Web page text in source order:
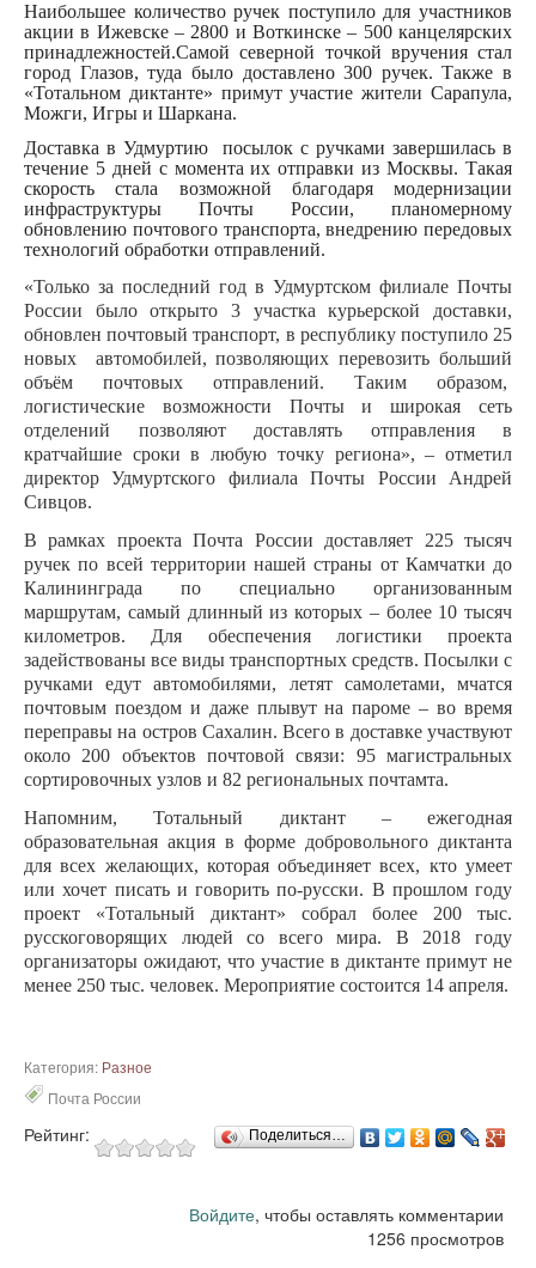
Наибольшее количество ручек поступило для участников
акции в Ижевске – 2800 и Воткинске – 500 канцелярских
принадлежностей.Самой северной точкой вручения стал
город Глазов, туда было доставлено 300 ручек. Также в
«Тотальном диктанте» примут участие жители Сарапула,
Можги, Игры и Шаркана.
Доставка в Удмуртию
посылок с ручками завершилась в
течение 5 дней с момента их отправки из Москвы. Такая
скорость стала возможной благодаря модернизации
инфраструктуры Почты России, планомерному
обновлению почтового транспорта, внедрению передовых
технологий обработки отправлений.
«Только за последний год в Удмуртском филиале Почты
России было открыто 3 участка курьерской доставки,
обновлен почтовый транспорт, в республику поступило 25
новых
автомобилей, позволяющих перевозить больший
объём почтовых отправлений. Таким образом,
логистические возможности Почты и широкая сеть
отделений позволяют доставлять отправления в
кратчайшие сроки в любую точку региона», – отметил
директор Удмуртского филиала Почты России Андрей
Сивцов.
В рамках проекта Почта России доставляет 225 тысяч
ручек по всей территории нашей страны от Камчатки до
Калининграда по специально организованным
маршрутам, самый длинный из которых – более 10 тысяч
километров. Для обеспечения логистики проекта
задействованы все виды транспортных средств. Посылки с
ручками едут автомобилями, летят самолетами, мчатся
почтовым поездом и даже плывут на пароме – во время
переправы на остров Сахалин. Всего в доставке участвуют
около 200 объектов почтовой связи: 95 магистральных
сортировочных узлов и 82 региональных почтамта.
Напомним, Тотальный диктант – ежегодная
образовательная акция в форме добровольного диктанта
для всех желающих, которая объединяет всех, кто умеет
или хочет писать и говорить по-русски. В прошлом году
проект «Тотальный диктант» собрал более 200 тыс.
русскоговорящих людей со всего мира. В 2018 году
организаторы ожидают, что участие в диктанте примут не
менее 250 тыс. человек. Мероприятие состоится 14 апреля.
Категория: Разное
Почта России
Рейтинг: Поделиться…
Войдите, чтобы оставлять комментарии
1256 просмотров